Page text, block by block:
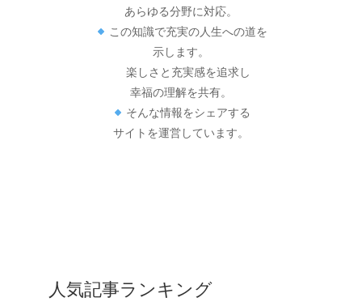
あらゆる分野に対応。
この知識で充実の人生への道を
示します。
楽しさと充実感を追求し
幸福の理解を共有。
そんな情報をシェアする
サイトを運営しています。
人気記事ランキング